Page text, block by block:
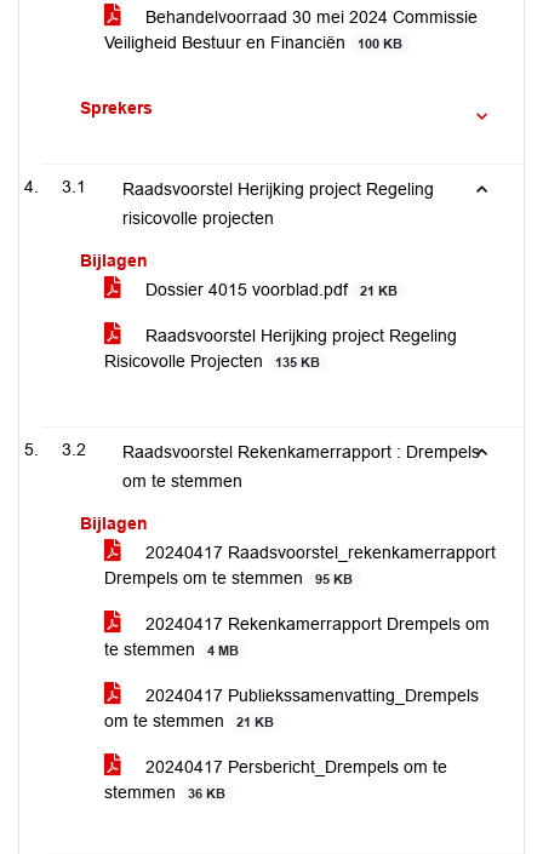
Behandelvoorraad 30 mei 2024 Commissie
Veiligheid Bestuur en Financiën
100 KB
Sprekers
3.1
Raadsvoorstel Herijking project Regeling
risicovolle projecten
Bijlagen
Dossier 4015 voorblad.pdf
21 KB
Raadsvoorstel Herijking project Regeling
Risicovolle Projecten
135 KB
3.2
Raadsvoorstel Rekenkamerrapport : Drempels
om te stemmen
Bijlagen
20240417 Raadsvoorstel_rekenkamerrapport
Drempels om te stemmen
95 KB
20240417 Rekenkamerrapport Drempels om
te stemmen
4 MB
20240417 Publiekssamenvatting_Drempels
om te stemmen
21 KB
20240417 Persbericht_Drempels om te
stemmen
36 KB